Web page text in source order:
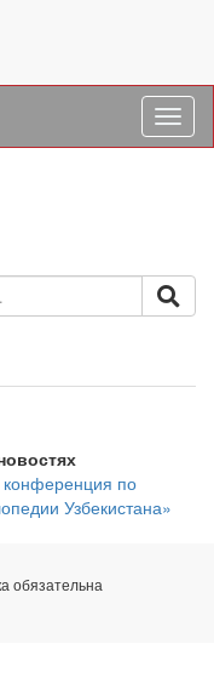
по
Узбекистана»
обязательна